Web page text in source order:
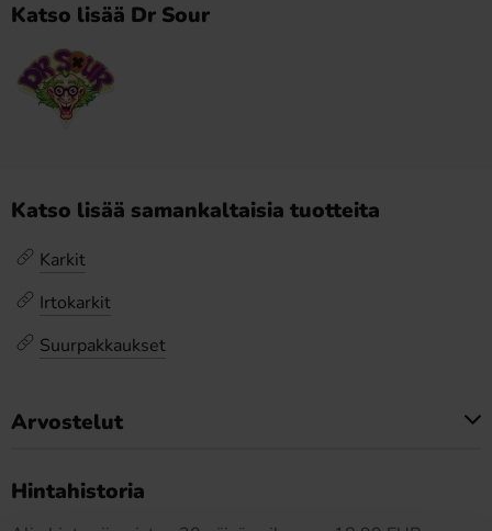
Katso lisää Dr Sour
Katso lisää samankaltaisia tuotteita
Karkit
Irtokarkit
Suurpakkaukset
Arvostelut
Hintahistoria